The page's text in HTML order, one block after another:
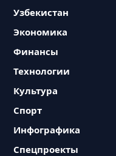
Узбекистан
Экономика
Финансы
Технологии
Культура
Спорт
Инфографика
Спецпроекты